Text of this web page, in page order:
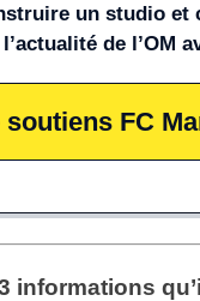
un studio et
de l’OM
soutiens FC
informations